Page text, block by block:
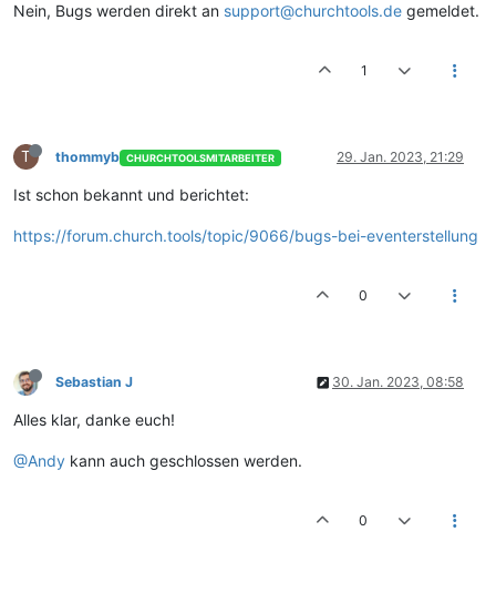
Nein, Bugs werden direkt an support@churchtools.de gemeldet.
1
T thommyb CHURCHTOOLSMITARBEITER 29. Jan. 2023, 21:29
Ist schon bekannt und berichtet:
https://forum.church.tools/topic/9066/bugs-bei-eventerstellung
0
Sebastian J 30. Jan. 2023, 08:58
Alles klar, danke euch!
@Andy kann auch geschlossen werden.
0